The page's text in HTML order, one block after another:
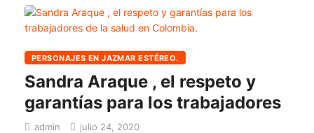
PERSONAJES EN JAZMAR ESTÉREO.
Sandra Araque , el respeto y
garantías para los trabajadores
admin julio 24, 2020